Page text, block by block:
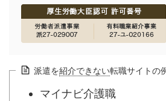
派遣を紹介できない転職サイトの
マイナビ介護職